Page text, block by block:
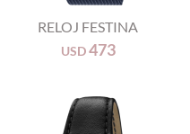
RELOJ FESTINA
USD473